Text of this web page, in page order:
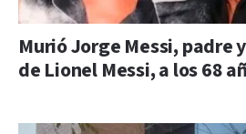
Murió Jorge Messi, padre
de Lionel Messi, a los 68